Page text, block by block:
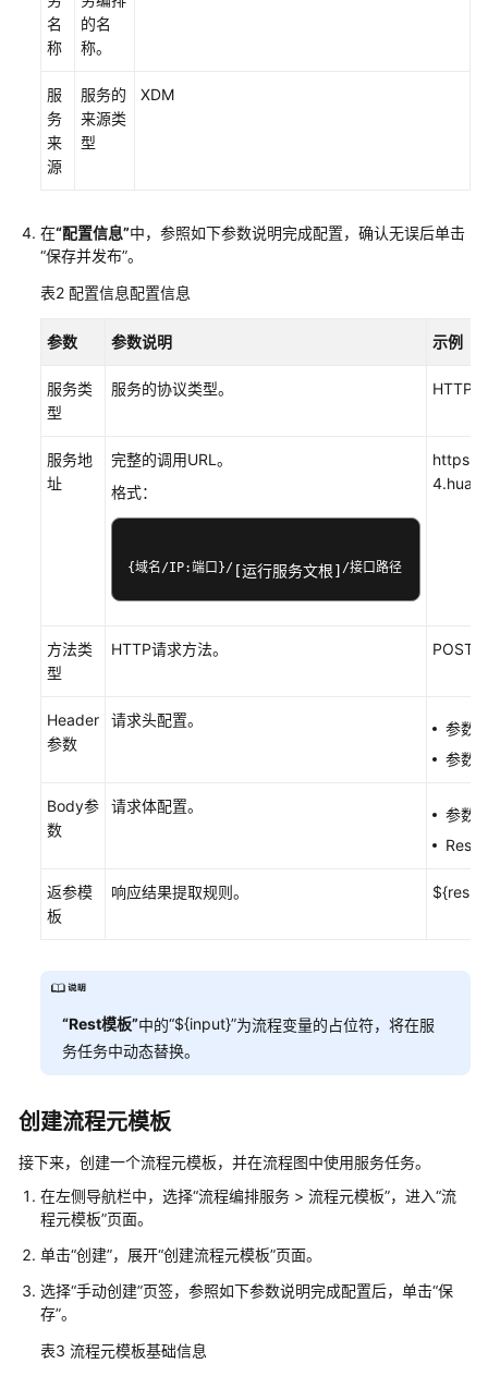
引
用
指
擎
述
引
通
编
务
程
模
板
过
程
编
排
服
编
流
名
称
的名
称。
服
务
来
源
服务的
来源类
型
XDM
在“配置信息”中，参照如下参数说明完成配置，确认无误后单击
“保存并发布”。
表2 配置信息配置信息
参数 参数说明 示例
服务类
型
服务的协议类型。 HTTP
服务地
址
完整的调用URL。
格式：
{域名/IP:端口}/ [运行服务文根] /接口路径
https://
方法类
型
HTTP请求方法。 POST
Header
参数
请求头配置。
参数
参数
Body参
数
请求体配置。
参数
Rest
返参模
板
响应结果提取规则。
“Rest模板”中的“${input}”为流程变量的占位符，将在服
务任务中动态替换。
创建流程元模板
接下来，创建一个流程元模板，并在流程图中使用服务任务。
在左侧导航栏中，选择“流程编排服务 > 流程元模板”，进入“流
程元模板”页面。
单击“创建”，展开“创建流程元模板”页面。
选择“手动创建”页签，参照如下参数说明完成配置后，单击“保
存”。
表3 流程元模板基础信息